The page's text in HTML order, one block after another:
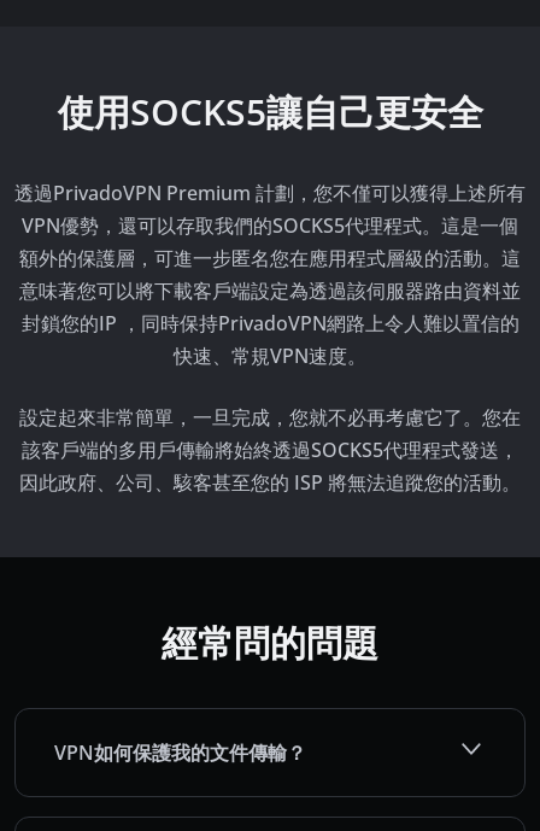
使用SOCKS5讓自己更安全
透過PrivadoVPN Premium 計劃，您不僅可以獲得上述所有
VPN優勢，還可以存取我們的SOCKS5代理程式。這是一個
額外的保護層，可進一步匿名您在應用程式層級的活動。這
意味著您可以將下載客戶端設定為透過該伺服器路由資料並
封鎖您的IP ，同時保持PrivadoVPN網路上令人難以置信的
快速、常規VPN速度。
設定起來非常簡單，一旦完成，您就不必再考慮它了。您在
該客戶端的多用戶傳輸將始終透過SOCKS5代理程式發送，
因此政府、公司、駭客甚至您的 ISP 將無法追蹤您的活動。
經常問的問題
VPN如何保護我的文件傳輸？